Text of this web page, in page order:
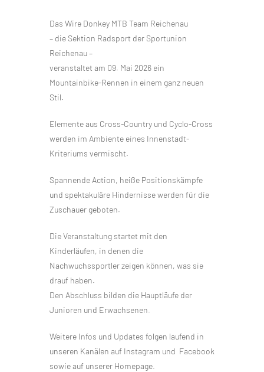
Das Wire Donkey MTB Team Reichenau
– die Sektion Radsport der Sportunion
Reichenau –
veranstaltet am 09. Mai 2026 ein
Mountainbike-Rennen in einem ganz neuen
Stil.
Elemente aus Cross-Country und Cyclo-Cross
werden im Ambiente eines Innenstadt-
Kriteriums vermischt.
Spannende Action, heiße Positionskämpfe
und spektakuläre Hindernisse werden für die
Zuschauer geboten.
Die Veranstaltung startet mit den
Kinderläufen, in denen die
Nachwuchssportler zeigen können, was sie
drauf haben.
Den Abschluss bilden die Hauptläufe der
Junioren und Erwachsenen.
Weitere Infos und Updates folgen laufend in
unseren Kanälen auf Instagram und Facebook
sowie auf unserer Homepage.